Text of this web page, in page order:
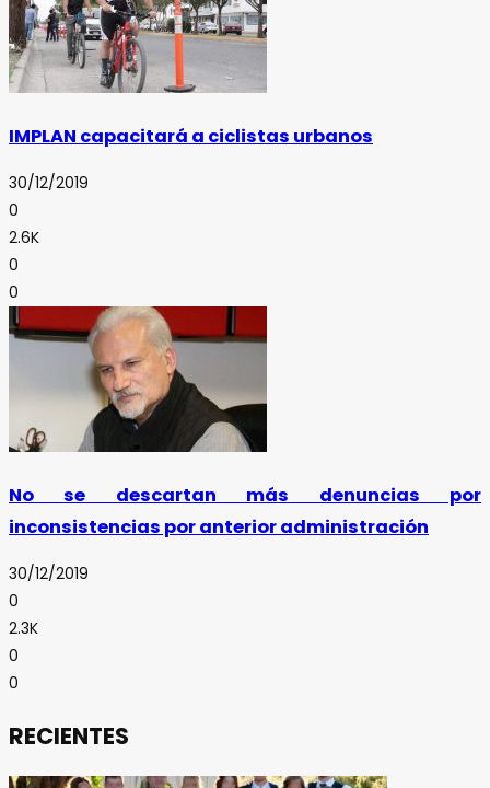
IMPLAN capacitará a ciclistas urbanos
30/12/2019
0
2.6K
0
0
No se descartan más denuncias por
inconsistencias por anterior administración
30/12/2019
0
2.3K
0
0
RECIENTES